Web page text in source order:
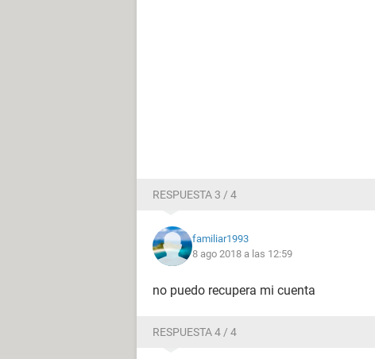
RESPUESTA 3 / 4
familiar1993
8 ago 2018 a las 12:59
no puedo recupera mi cuenta
RESPUESTA 4 / 4